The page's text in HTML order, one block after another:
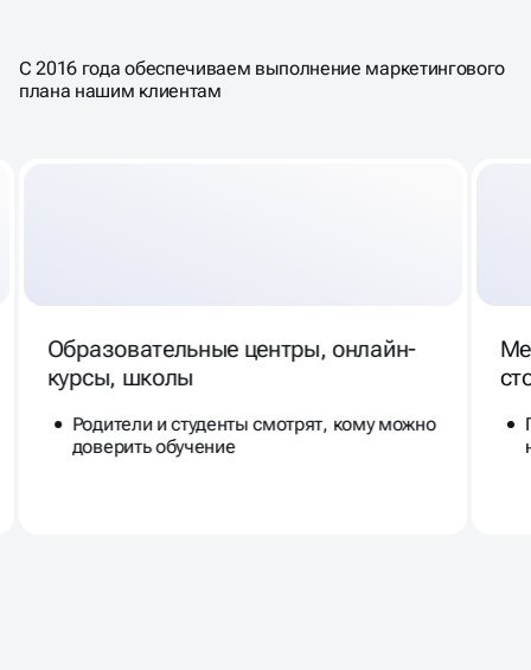
УСЛУГАSERM
С 2016 года обеспечиваем выполнение маркетингового
плана нашим клиентам
Образовательные центры, онлайн-
курсы, школы
Родители и студенты смотрят, кому можно
доверить обучение